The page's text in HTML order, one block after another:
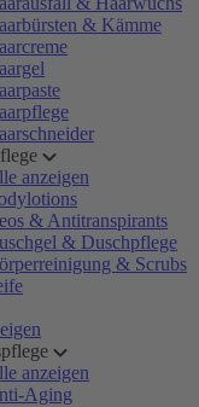
& Kämme
anzeigen
& Antitranspirants
& Duschpflege
& Scrubs
anzeigen
Aging